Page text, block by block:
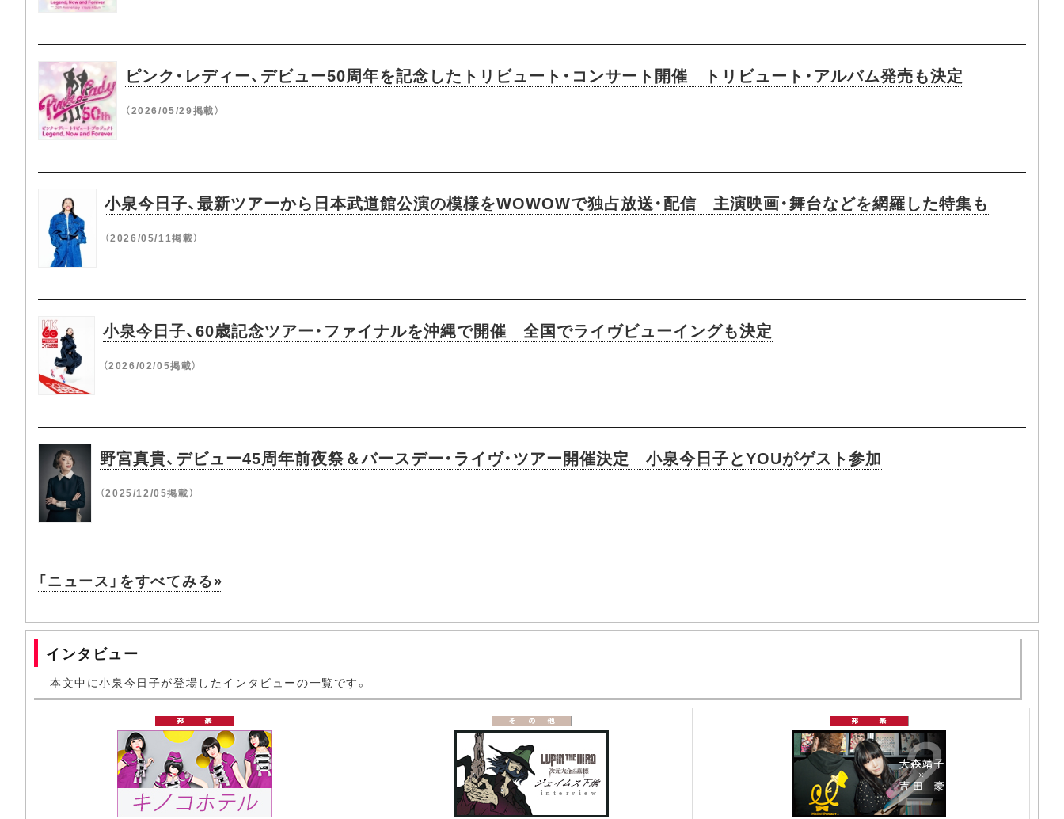
ピンク・レディー、デビュー50周年を記念したトリビュート・コンサート開催 トリビュート・アルバム発売も決定
（2026/05/29掲載）
小泉今日子、最新ツアーから日本武道館公演の模様をWOWOWで独占放送・配信 主演映画・舞台などを網羅した特集も
（2026/05/11掲載）
小泉今日子、60歳記念ツアー・ファイナルを沖縄で開催 全国でライヴビューイングも決定
（2026/02/05掲載）
野宮真貴、デビュー45周年前夜祭＆バースデー・ライヴ・ツアー開催決定 小泉今日子とYOUがゲスト参加
（2025/12/05掲載）
「ニュース」をすべてみる»
インタビュー
本文中に小泉今日子が登場したインタビューの一覧です。